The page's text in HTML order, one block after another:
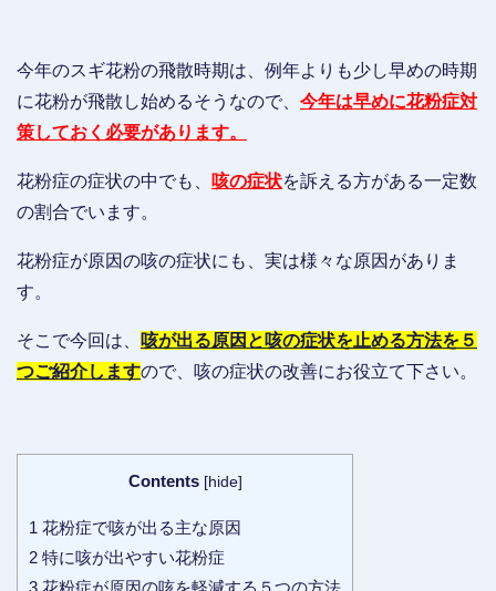
今年のスギ花粉の飛散時期は、例年よりも少し早めの時期
に花粉が飛散し始めるそうなので、 今年は早めに花粉症対
策しておく必要があります。
花粉症の症状の中でも、 咳の症状を訴える方がある一定数
の割合でいます。
花粉症が原因の咳の症状にも、実は様々な原因がありま
す。
そこで今回は、
咳が出る原因と咳の症状を止める方法を５
つご紹介しますので、咳の症状の改善にお役立て下さい。
Contents [hide]
1 花粉症で咳が出る主な原因
2 特に咳が出やすい花粉症
3 花粉症が原因の咳を軽減する５つの方法